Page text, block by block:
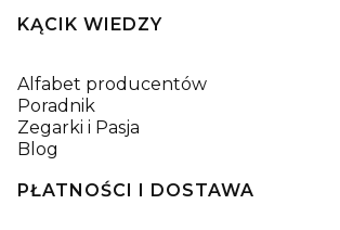
KĄCIK WIEDZY
Alfabet producentów
Poradnik
Zegarki i Pasja
Blog
PŁATNOŚCI I DOSTAWA